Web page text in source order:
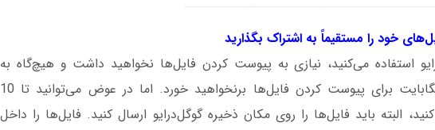
استفاده می‌کنید، نیازی به پیوست کردن فایل‌ها نخواهید داشت و هیچ‌گاه به
مشکل محدودیت ۲۵ مگابایت برای پیوست کردن فایل‌ها برنخواهید خورد. اما در عوض می‌توانید تا 10
البته باید فایل‌ها را روی مکان ذخیره گوگل‌درایو ارسال کنید. فایل‌ها را داخل